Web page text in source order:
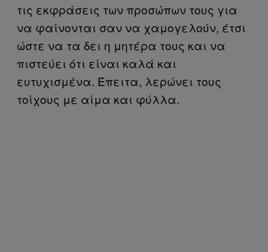
τις εκφράσεις των προσώπων τους για
να φαίνονται σαν να χαμογελούν, έτσι
ώστε να τα δει η μητέρα τους και να
πιστεύει ότι είναι καλά και
ευτυχισμένα. Έπειτα, λερώνει τους
τοίχους με αίμα και φύλλα.